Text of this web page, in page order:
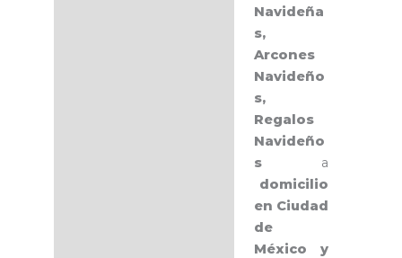
Navideña
s,
Arcones
Navideño
s,
Regalos
Navideño
s a
domicilio
en Ciudad
de
México y